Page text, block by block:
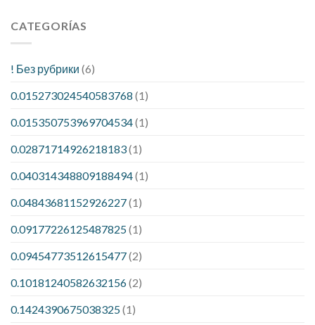
CATEGORÍAS
! Без рубрики (6)
0.015273024540583768 (1)
0.015350753969704534(1)
0.02871714926218183(1)
0.040314348809188494(1)
0.04843681152926227(1)
0.09177226125487825(1)
0.09454773512615477(2)
0.10181240582632156(2)
0.1424390675038325(1)